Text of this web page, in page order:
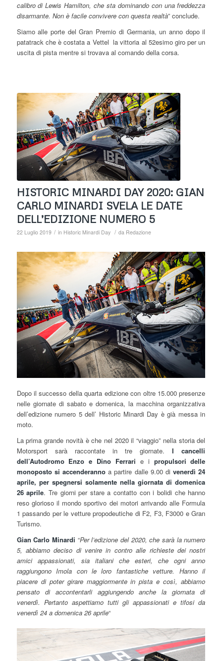
calibro di Lewis Hamilton, che sta dominando con una freddezza
disarmante. Non è facile convivere con questa realtà” conclude.
Siamo alle porte del Gran Premio di Germania, un anno dopo il
patatrack che è costata a Vettel la vittoria al 52esimo giro per un
uscita di pista mentre si trovava al comando della corsa.
HISTORIC MINARDI DAY 2020: GIAN
CARLO MINARDI SVELA LE DATE
DELL’EDIZIONE NUMERO 5
22 Luglio 2019 / in Historic Minardi Day / da Redazione
Dopo il successo della quarta edizione con oltre 15.000 presenze
nelle giornate di sabato e domenica, la macchina organizzativa
dell’edizione numero 5 dell’ Historic Minardi Day è già messa in
moto.
La prima grande novità è che nel 2020 il “viaggio” nella storia del
Motorsport sarà raccontate in tre giornate. I cancelli
dell’Autodromo Enzo e Dino Ferrari e i propulsori delle
monoposto si accenderanno a partire dalle 9.00 divenerdì 24
aprile, per spegnersi solamente nella giornata di domenica
26 aprile. Tre giorni per stare a contatto con i bolidi che hanno
reso glorioso il mondo sportivo dei motori arrivando alle Formula
1 passando per le vetture propodeutiche di F2, F3, F3000 e Gran
Turismo.
Gian Carlo Minardi “Per l’edizione del 2020, che sarà la numero
5, abbiamo deciso di venire in contro alle richieste dei nostri
amici appassionati, sia italiani che esteri, che ogni anno
raggiungono Imola con le loro fantastiche vetture. Hanno il
piacere di poter girare maggiormente in pista e così, abbiamo
pensato di accontentarli aggiungendo anche la giornata di
venerdì. Pertanto aspettiamo tutti gli appassionati e tifosi da
venerdì 24 a domenica 26 aprile“